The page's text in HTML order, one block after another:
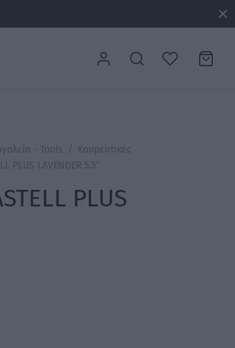
- Tools /
Κουρευτικές
PLUS LAVENDER 5.5″
PLUS